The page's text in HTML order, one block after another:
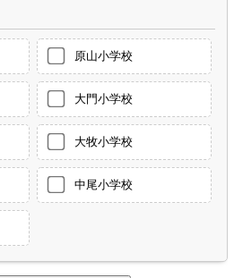
原山小学校
大門小学校
大牧小学校
中尾小学校